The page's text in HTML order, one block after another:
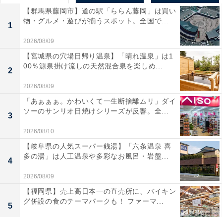
1
【群馬県藤岡市】道の駅「ららん藤岡」は買い
物・グルメ・遊びが揃うスポット。全国で...
2026/08/09
2
【宮城県の穴場日帰り温泉】「晴れ温泉」は1
00％源泉掛け流しの天然混合泉を楽しめ...
2026/08/09
3
「あぁぁぁ。かわいくて一生断捨離ムリ」ダイ
ソーのサンリオ日焼けシリーズが反響。全...
2026/08/10
4
【岐阜県の人気スーパー銭湯】「六条温泉 喜
多の湯」は人工温泉や多彩なお風呂・岩盤...
2026/08/09
5
【福岡県】売上高日本一の直売所に、バイキン
グ併設の食のテーマパークも！ ファーマ...